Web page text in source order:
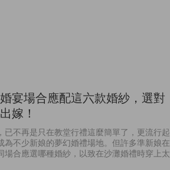
宴場合應配這六款婚紗，選對
嫁！
已不再是只在教堂行禮這麼簡單了，更流行起
為不少新娘的夢幻婚禮場地。但許多準新娘在
場合應選哪種婚紗，以致在沙灘婚禮時穿上太